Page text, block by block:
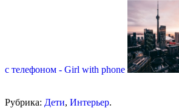
с телефоном - Girl with phone
Рубрика: Дети, Интерьер.